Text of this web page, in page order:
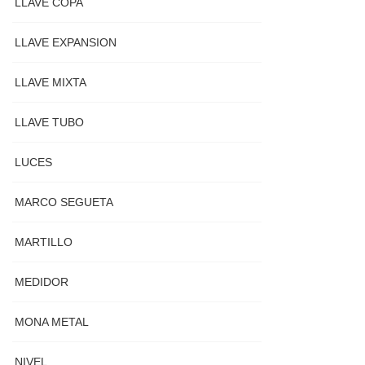
LLAVE EXPANSION
LLAVE MIXTA
LLAVE TUBO
LUCES
MARCO SEGUETA
MARTILLO
MEDIDOR
MONA METAL
NIVEL